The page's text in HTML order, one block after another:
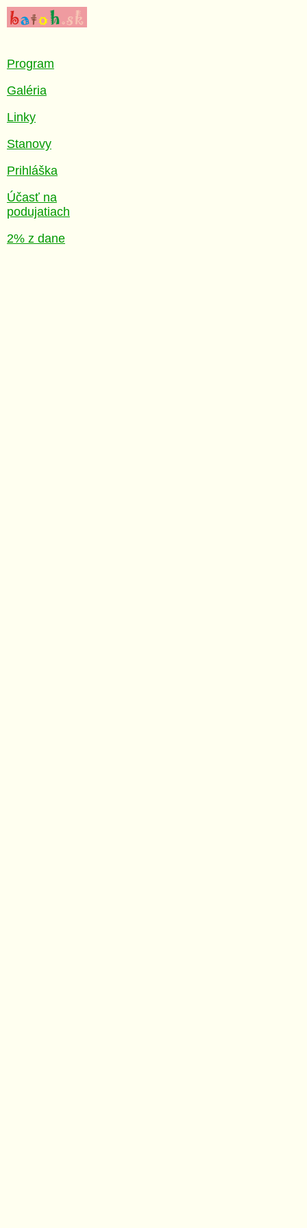
Program
Galéria
Linky
Stanovy
Prihláška
Účasť na
podujatiach
2% z dane